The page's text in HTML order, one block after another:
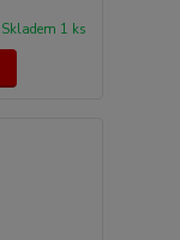
Skladem 1 ks